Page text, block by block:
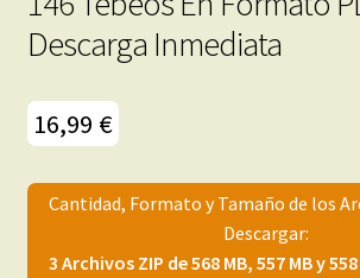
Descarga Inmediata
16,99 €
Cantidad, Formato y Tamaño de los
Descargar:
3 Archivos ZIP de 568 MB, 557 MB y